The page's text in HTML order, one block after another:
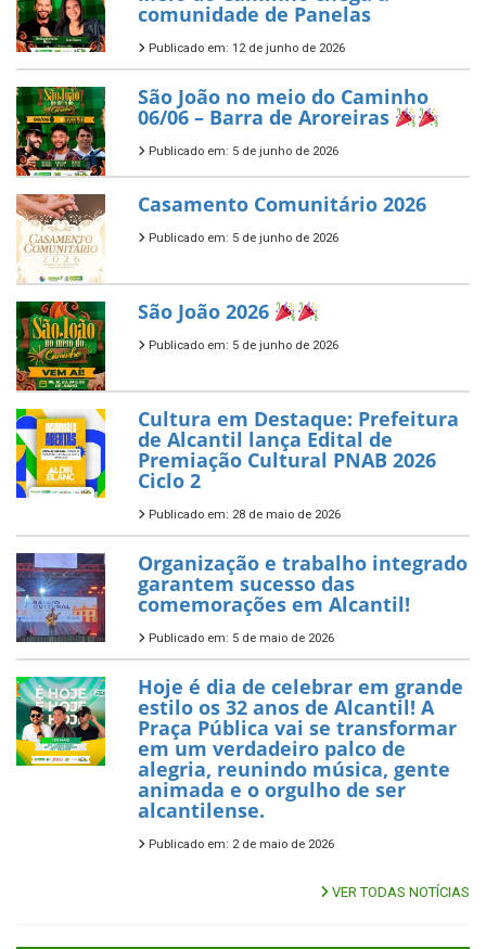
comunidade de Panelas
Publicado em: 12 de junho de 2026
São João no meio do Caminho
06/06 – Barra de Aroreiras
Publicado em: 5 de junho de 2026
Casamento Comunitário 2026
Publicado em: 5 de junho de 2026
São João 2026
Publicado em: 5 de junho de 2026
Cultura em Destaque: Prefeitura
de Alcantil lança Edital de
Premiação Cultural PNAB 2026
Ciclo 2
Publicado em: 28 de maio de 2026
Organização e trabalho integrado
garantem sucesso das
comemorações em Alcantil!
Publicado em: 5 de maio de 2026
Hoje é dia de celebrar em grande
estilo os 32 anos de Alcantil! A
Praça Pública vai se transformar
em um verdadeiro palco de
alegria, reunindo música, gente
animada e o orgulho de ser
alcantilense.
Publicado em: 2 de maio de 2026
VER TODAS NOTÍCIAS